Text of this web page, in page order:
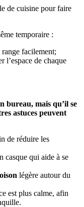
de cuisine pour faire
temporaire :
range facilement;
l’espace de chaque
bureau, mais qu’il se
astuces peuvent
de réduire les
casque qui aide à se
légère autour du
est plus calme, afin